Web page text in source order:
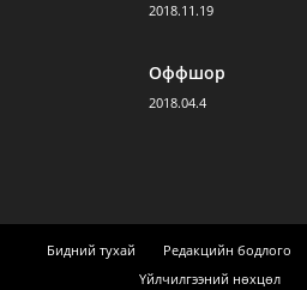
2018.11.19
Оффшор
2018.04.4
Бидний тухай Редакцийн бодлого
Үйлчилгээний нөхцөл